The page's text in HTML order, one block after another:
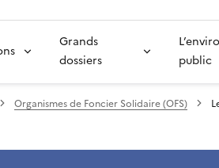
Grands
dossiers
public
Organismes de Foncier Solidaire (OFS)